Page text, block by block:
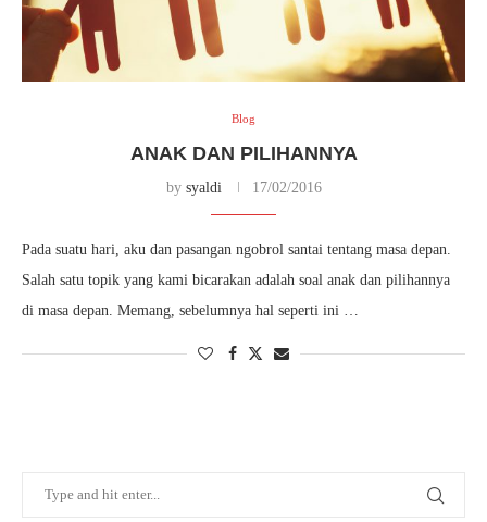
Blog
ANAK DAN PILIHANNYA
by syaldi 17/02/2016
Pada suatu hari, aku dan pasangan ngobrol santai tentang masa depan.
Salah satu topik yang kami bicarakan adalah soal anak dan pilihannya
di masa depan. Memang, sebelumnya hal seperti ini …